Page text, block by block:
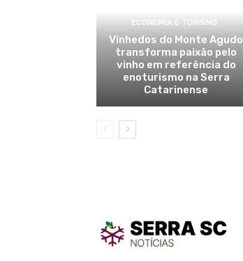
ECONOMIA E TURISMO
Vinhedos do Monte Agudo
transforma paixão pelo
vinho em referência do
enoturismo na Serra
Catarinense